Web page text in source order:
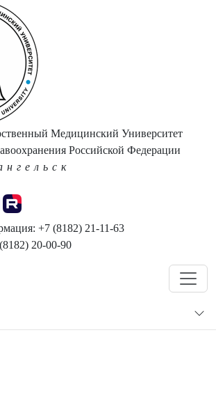
Медицинский Университет
Российской Федерации
+7 (8182) 21-11-63
20-00-90